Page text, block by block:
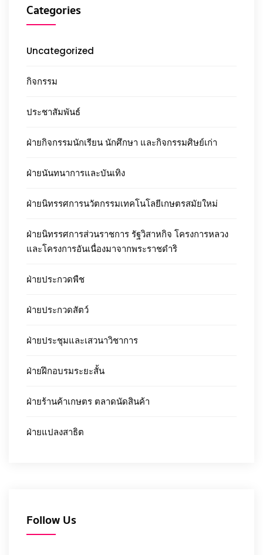
Categories
Uncategorized
กิจกรรม
ประชาสัมพันธ์
ฝ่ายกิจกรรมนักเรียน นักศึกษา และกิจกรรมศิษย์เก่า
ฝ่ายนันทนาการและบันเทิง
ฝ่ายนิทรรศการนวัตกรรมเทคโนโลยีเกษตรสมัยใหม่
ฝ่ายนิทรรศการส่วนราชการ รัฐวิสาหกิจ โครงการหลวง
และโครงการอันเนื่องมาจากพระราชดำริ
ฝ่ายประกวดพืช
ฝ่ายประกวดสัตว์
ฝ่ายประชุมและเสวนาวิชาการ
ฝ่ายฝึกอบรมระยะสั้น
ฝ่ายร้านค้าเกษตร ตลาดนัดสินค้า
ฝ่ายแปลงสาธิต
Follow Us